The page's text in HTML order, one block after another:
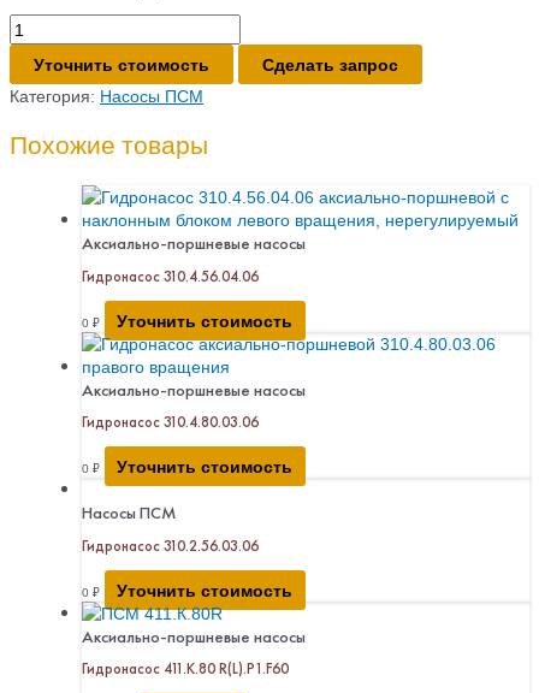
Количество
товара
Гидронасос
310.3.112.04.06
Уточнить стоимость
Сделать запрос
Категория: Насосы ПСМ
Похожие товары
Аксиально-поршневые насосы
Гидронасос 310.4.56.04.06
0 ₽ Уточнить стоимость
Аксиально-поршневые насосы
Гидронасос 310.4.80.03.06
0 ₽ Уточнить стоимость
Насосы ПСМ
Гидронасос 310.2.56.03.06
0 ₽ Уточнить стоимость
Аксиально-поршневые насосы
Гидронасос 411.К.80 R(L).P1.F60